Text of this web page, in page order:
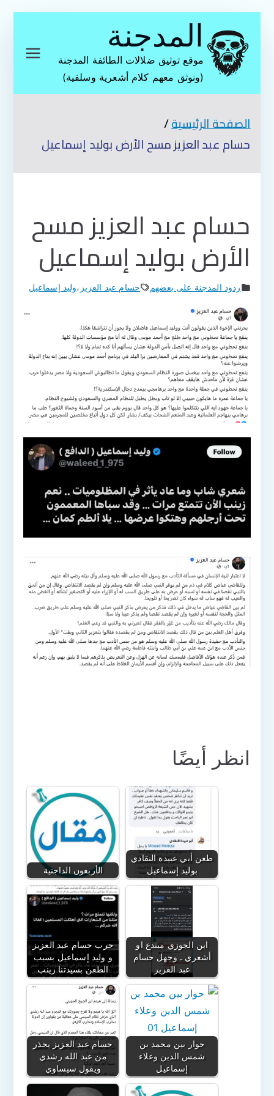
المحتوى
المدجنة
موقع توثيق ضلالات الطائفة المدجنة
(ونوثق معهم كلام أشعرية وسلفية)
الصفحة الرئيسية
حسام عبد العزيز مسح الأرض بوليد إسماعيل
حسام عبد العزيز مسح
الأرض بوليد إسماعيل
ردود المدجنة على بعضهم حسام عبد العزيز ،وليد إسماعيل
انظر أيضًا
الأربعون الداجنية
طعن أبي عبيدة النقادي
بوليد إسماعيل
حرب حسام عبد العزيز
و وليد إسماعيل بسبب
الطعن بسيدتنا زينب
ابن الجوزي مبتدع او
أشعري ـ وجهل حسام
عبد العزيز
حسام عبد العزيز يحذر
من عبد الله رشدي
ويقول سيساوي
حوار بين محمد بن
شمس الدين وعلاء
إسماعيل